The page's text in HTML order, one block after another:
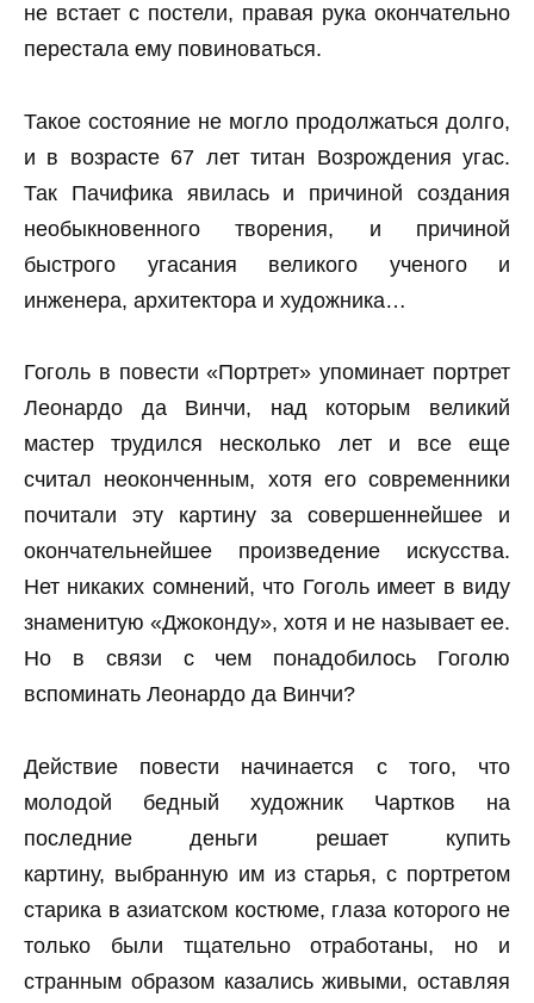
не встает с постели, правая рука окончательно
перестала ему повиноваться.
Такое состояние не могло продолжаться долго,
и в возрасте 67 лет титан Возрождения угас.
Так Пачифика явилась и причиной создания
необыкновенного творения, и причиной
быстрого угасания великого ученого и
инженера, архитектора и художника…
Гоголь в повести «Портрет» упоминает портрет
Леонардо да Винчи, над которым великий
мастер трудился несколько лет и все еще
считал неоконченным, хотя его современники
почитали эту картину за совершеннейшее и
окончательнейшее произведение искусства.
Нет никаких сомнений, что Гоголь имеет в виду
знаменитую «Джоконду», хотя и не называет ее.
Но в связи с чем понадобилось Гоголю
вспоминать Леонардо да Винчи?
Действие повести начинается с того, что
молодой бедный художник Чартков на
последние деньги решает купить
картину, выбранную им из старья, с портретом
старика в азиатском костюме, глаза которого не
только были тщательно отработаны, но и
странным образом казались живыми, оставляя